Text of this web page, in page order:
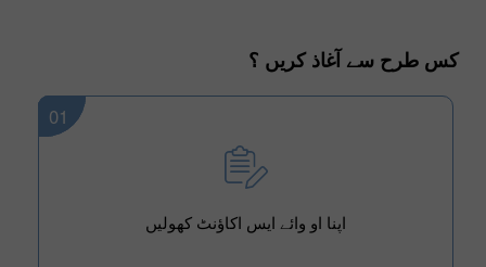
کس طرح سے آغاذ کریں ؟
01
اپنا او وائے ایس اکاؤنٹ کھولیں